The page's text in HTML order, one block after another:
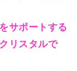
サポートする
リスタルで